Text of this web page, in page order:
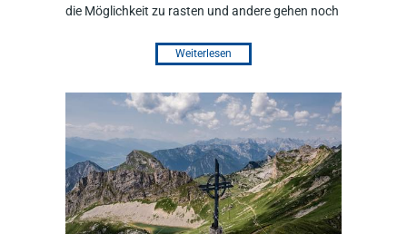
die Möglichkeit zu rasten und andere gehen noch
Weiterlesen